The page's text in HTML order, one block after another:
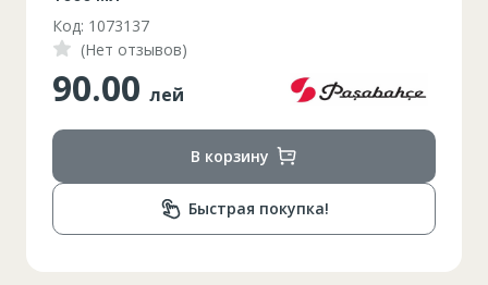
Код: 1073137
(Нет отзывов)
90.00 лей
В корзину
Быстрая покупка!